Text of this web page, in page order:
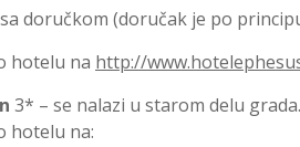
doručkom (doručak je po
hotelu na http://
3* – se nalazi u starom delu
hotelu na: